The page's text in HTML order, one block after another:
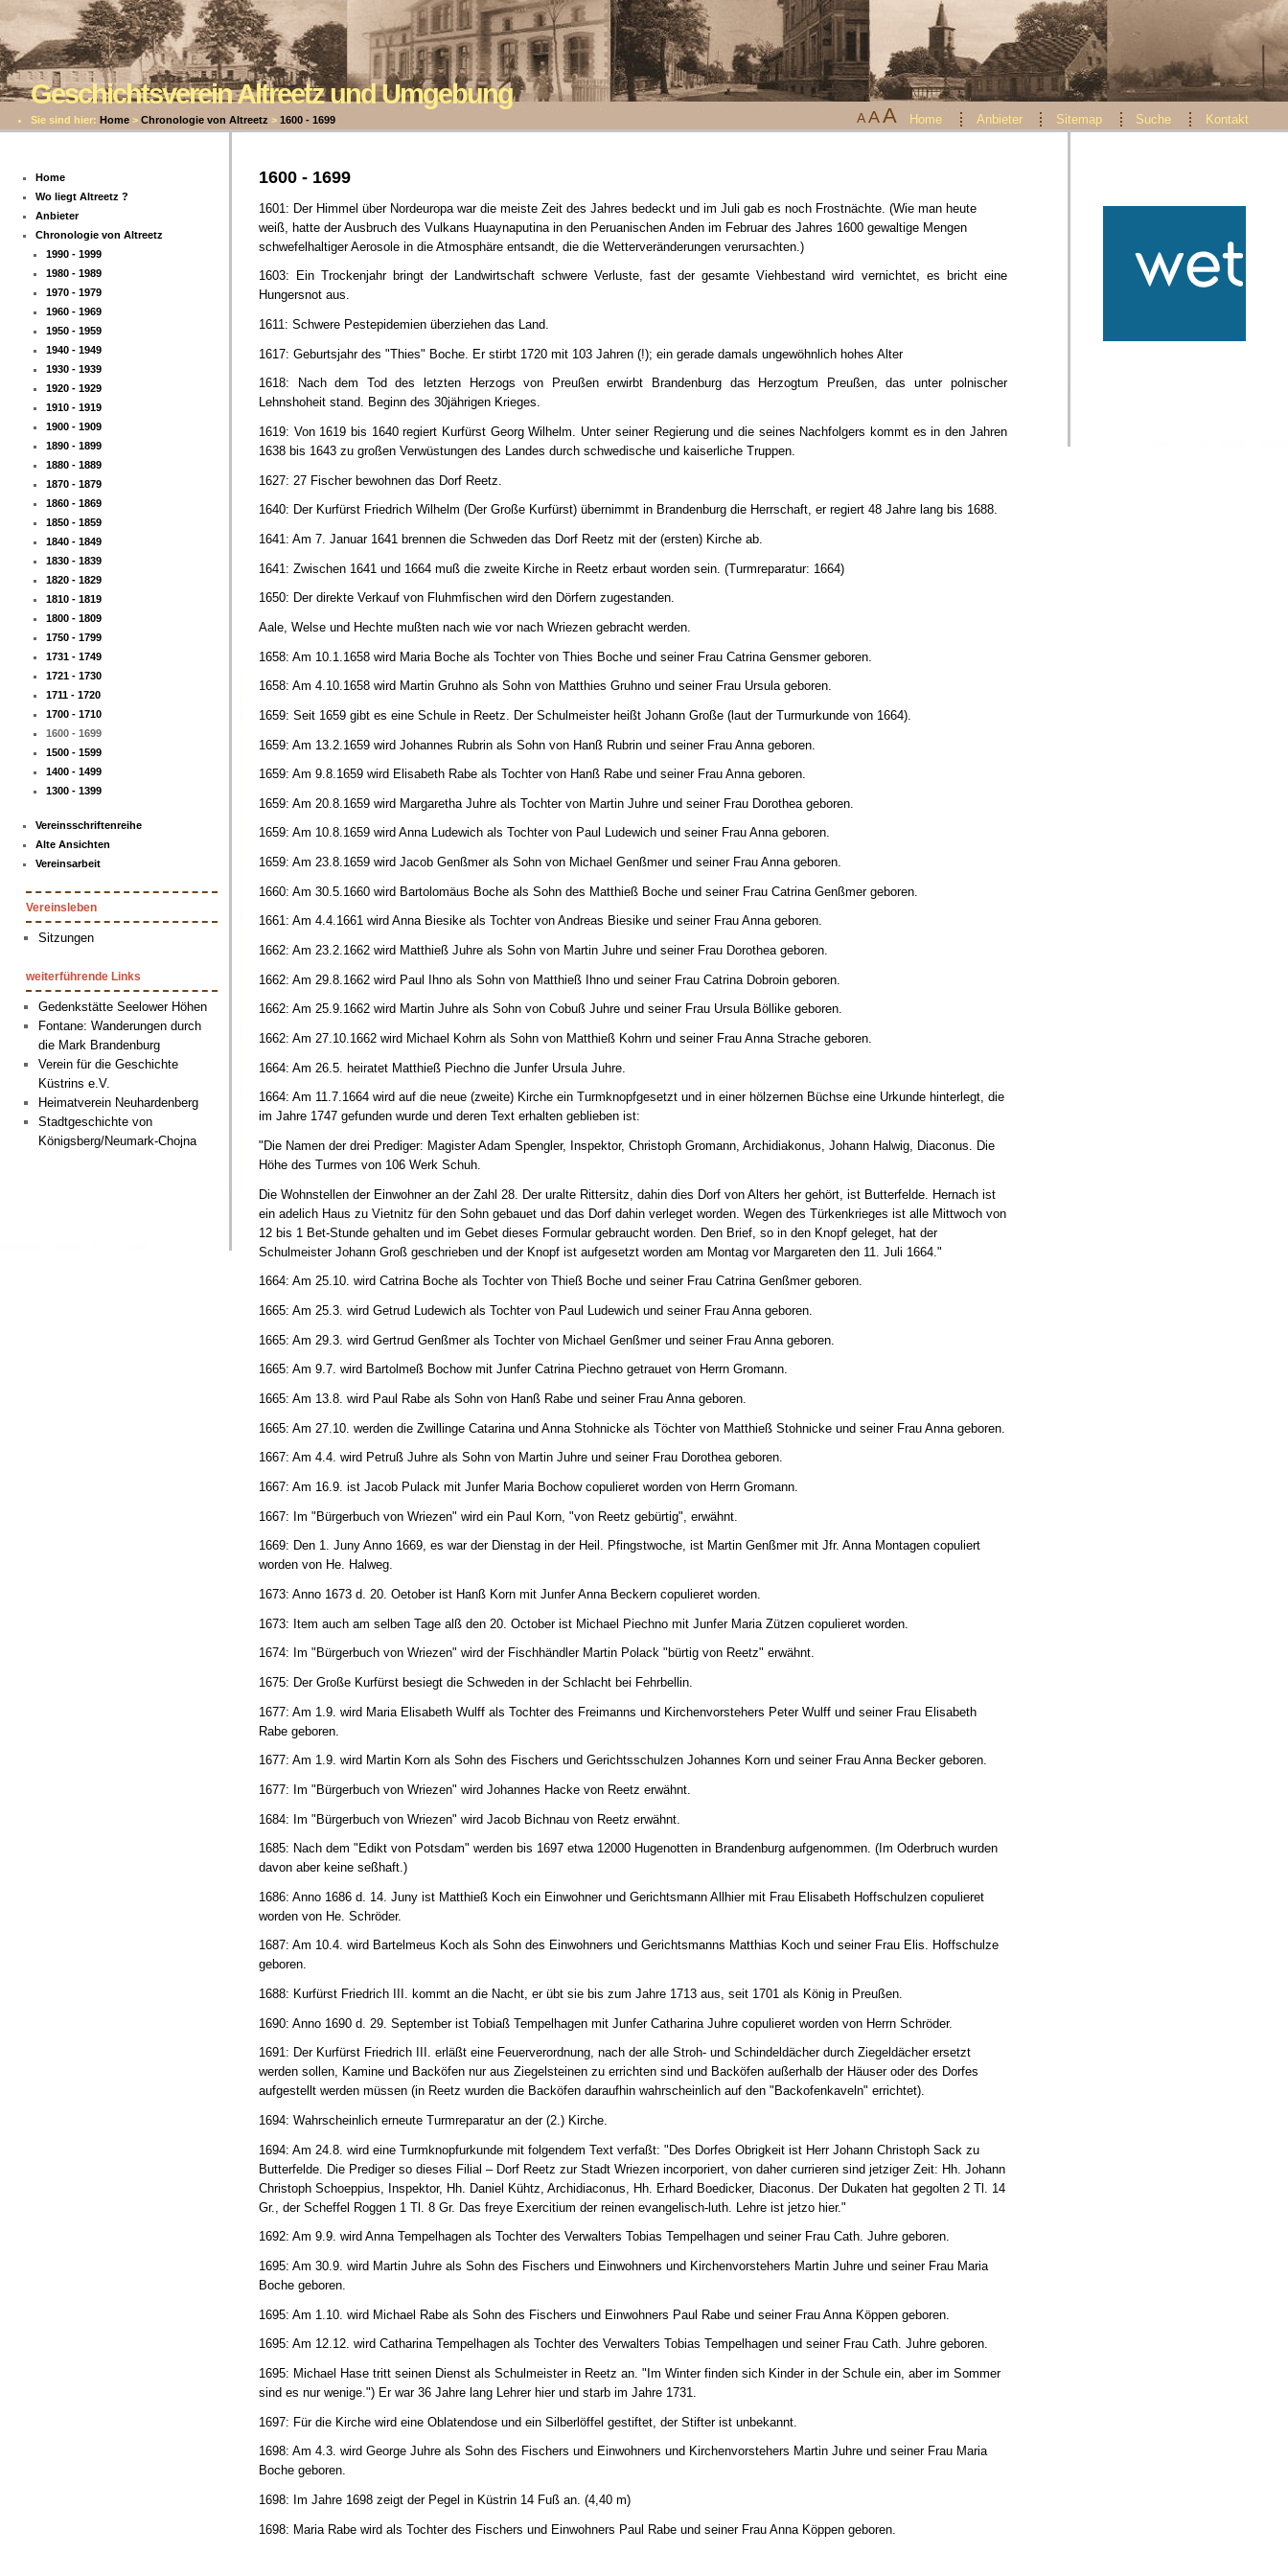
Geschichtsverein Altreetz und Umgebung
Sie sind hier: Home > Chronologie von Altreetz > 1600 - 1699 AAA Home Anbieter Sitemap Suche Kontakt
Home
Wo liegt Altreetz ?
Anbieter
Chronologie von Altreetz
1990 - 1999
1980 - 1989
1970 - 1979
1960 - 1969
1950 - 1959
1940 - 1949
1930 - 1939
1920 - 1929
1910 - 1919
1900 - 1909
1890 - 1899
1880 - 1889
1870 - 1879
1860 - 1869
1850 - 1859
1840 - 1849
1830 - 1839
1820 - 1829
1810 - 1819
1800 - 1809
1750 - 1799
1731 - 1749
1721 - 1730
1711 - 1720
1700 - 1710
1600 - 1699
1500 - 1599
1400 - 1499
1300 - 1399
Vereinsschriftenreihe
Alte Ansichten
Vereinsarbeit
Vereinsleben
Sitzungen
weiterführende Links
Gedenkstätte Seelower Höhen
Fontane: Wanderungen durch
die Mark Brandenburg
Verein für die Geschichte
Küstrins e.V.
Heimatverein Neuhardenberg
Stadtgeschichte von
Königsberg/Neumark-Chojna
1600 - 1699
1601: Der Himmel über Nordeuropa war die meiste Zeit des Jahres bedeckt und im Juli gab es noch Frostnächte. (Wie man heute
weiß, hatte der Ausbruch des Vulkans Huaynaputina in den Peruanischen Anden im Februar des Jahres 1600 gewaltige Mengen
schwefelhaltiger Aerosole in die Atmosphäre entsandt, die die Wetterveränderungen verursachten.)
1603: Ein Trockenjahr bringt der Landwirtschaft schwere Verluste, fast der gesamte Viehbestand wird vernichtet, es bricht eine
Hungersnot aus.
1611: Schwere Pestepidemien überziehen das Land.
1617: Geburtsjahr des "Thies" Boche. Er stirbt 1720 mit 103 Jahren (!); ein gerade damals ungewöhnlich hohes Alter
1618: Nach dem Tod des letzten Herzogs von Preußen erwirbt Brandenburg das Herzogtum Preußen, das unter polnischer
Lehnshoheit stand. Beginn des 30jährigen Krieges.
1619: Von 1619 bis 1640 regiert Kurfürst Georg Wilhelm. Unter seiner Regierung und die seines Nachfolgers kommt es in den Jahren
1638 bis 1643 zu großen Verwüstungen des Landes durch schwedische und kaiserliche Truppen.
1627: 27 Fischer bewohnen das Dorf Reetz.
1640: Der Kurfürst Friedrich Wilhelm (Der Große Kurfürst) übernimmt in Brandenburg die Herrschaft, er regiert 48 Jahre lang bis 1688.
1641: Am 7. Januar 1641 brennen die Schweden das Dorf Reetz mit der (ersten) Kirche ab.
1641: Zwischen 1641 und 1664 muß die zweite Kirche in Reetz erbaut worden sein. (Turmreparatur: 1664)
1650: Der direkte Verkauf von Fluhmfischen wird den Dörfern zugestanden.
Aale, Welse und Hechte mußten nach wie vor nach Wriezen gebracht werden.
1658: Am 10.1.1658 wird Maria Boche als Tochter von Thies Boche und seiner Frau Catrina Gensmer geboren.
1658: Am 4.10.1658 wird Martin Gruhno als Sohn von Matthies Gruhno und seiner Frau Ursula geboren.
1659: Seit 1659 gibt es eine Schule in Reetz. Der Schulmeister heißt Johann Große (laut der Turmurkunde von 1664).
1659: Am 13.2.1659 wird Johannes Rubrin als Sohn von Hanß Rubrin und seiner Frau Anna geboren.
1659: Am 9.8.1659 wird Elisabeth Rabe als Tochter von Hanß Rabe und seiner Frau Anna geboren.
1659: Am 20.8.1659 wird Margaretha Juhre als Tochter von Martin Juhre und seiner Frau Dorothea geboren.
1659: Am 10.8.1659 wird Anna Ludewich als Tochter von Paul Ludewich und seiner Frau Anna geboren.
1659: Am 23.8.1659 wird Jacob Genßmer als Sohn von Michael Genßmer und seiner Frau Anna geboren.
1660: Am 30.5.1660 wird Bartolomäus Boche als Sohn des Matthieß Boche und seiner Frau Catrina Genßmer geboren.
1661: Am 4.4.1661 wird Anna Biesike als Tochter von Andreas Biesike und seiner Frau Anna geboren.
1662: Am 23.2.1662 wird Matthieß Juhre als Sohn von Martin Juhre und seiner Frau Dorothea geboren.
1662: Am 29.8.1662 wird Paul Ihno als Sohn von Matthieß Ihno und seiner Frau Catrina Dobroin geboren.
1662: Am 25.9.1662 wird Martin Juhre als Sohn von Cobuß Juhre und seiner Frau Ursula Böllike geboren.
1662: Am 27.10.1662 wird Michael Kohrn als Sohn von Matthieß Kohrn und seiner Frau Anna Strache geboren.
1664: Am 26.5. heiratet Matthieß Piechno die Junfer Ursula Juhre.
1664: Am 11.7.1664 wird auf die neue (zweite) Kirche ein Turmknopfgesetzt und in einer hölzernen Büchse eine Urkunde hinterlegt, die
im Jahre 1747 gefunden wurde und deren Text erhalten geblieben ist:
"Die Namen der drei Prediger: Magister Adam Spengler, Inspektor, Christoph Gromann, Archidiakonus, Johann Halwig, Diaconus. Die
Höhe des Turmes von 106 Werk Schuh.
Die Wohnstellen der Einwohner an der Zahl 28. Der uralte Rittersitz, dahin dies Dorf von Alters her gehört, ist Butterfelde. Hernach ist
ein adelich Haus zu Vietnitz für den Sohn gebauet und das Dorf dahin verleget worden. Wegen des Türkenkrieges ist alle Mittwoch von
12 bis 1 Bet-Stunde gehalten und im Gebet dieses Formular gebraucht worden. Den Brief, so in den Knopf geleget, hat der
Schulmeister Johann Groß geschrieben und der Knopf ist aufgesetzt worden am Montag vor Margareten den 11. Juli 1664."
1664: Am 25.10. wird Catrina Boche als Tochter von Thieß Boche und seiner Frau Catrina Genßmer geboren.
1665: Am 25.3. wird Getrud Ludewich als Tochter von Paul Ludewich und seiner Frau Anna geboren.
1665: Am 29.3. wird Gertrud Genßmer als Tochter von Michael Genßmer und seiner Frau Anna geboren.
1665: Am 9.7. wird Bartolmeß Bochow mit Junfer Catrina Piechno getrauet von Herrn Gromann.
1665: Am 13.8. wird Paul Rabe als Sohn von Hanß Rabe und seiner Frau Anna geboren.
1665: Am 27.10. werden die Zwillinge Catarina und Anna Stohnicke als Töchter von Matthieß Stohnicke und seiner Frau Anna geboren.
1667: Am 4.4. wird Petruß Juhre als Sohn von Martin Juhre und seiner Frau Dorothea geboren.
1667: Am 16.9. ist Jacob Pulack mit Junfer Maria Bochow copulieret worden von Herrn Gromann.
1667: Im "Bürgerbuch von Wriezen" wird ein Paul Korn, "von Reetz gebürtig", erwähnt.
1669: Den 1. Juny Anno 1669, es war der Dienstag in der Heil. Pfingstwoche, ist Martin Genßmer mit Jfr. Anna Montagen copuliert
worden von He. Halweg.
1673: Anno 1673 d. 20. Oetober ist Hanß Korn mit Junfer Anna Beckern copulieret worden.
1673: Item auch am selben Tage alß den 20. October ist Michael Piechno mit Junfer Maria Zützen copulieret worden.
1674: Im "Bürgerbuch von Wriezen" wird der Fischhändler Martin Polack "bürtig von Reetz" erwähnt.
1675: Der Große Kurfürst besiegt die Schweden in der Schlacht bei Fehrbellin.
1677: Am 1.9. wird Maria Elisabeth Wulff als Tochter des Freimanns und Kirchenvorstehers Peter Wulff und seiner Frau Elisabeth
Rabe geboren.
1677: Am 1.9. wird Martin Korn als Sohn des Fischers und Gerichtsschulzen Johannes Korn und seiner Frau Anna Becker geboren.
1677: Im "Bürgerbuch von Wriezen" wird Johannes Hacke von Reetz erwähnt.
1684: Im "Bürgerbuch von Wriezen" wird Jacob Bichnau von Reetz erwähnt.
1685: Nach dem "Edikt von Potsdam" werden bis 1697 etwa 12000 Hugenotten in Brandenburg aufgenommen. (Im Oderbruch wurden
davon aber keine seßhaft.)
1686: Anno 1686 d. 14. Juny ist Matthieß Koch ein Einwohner und Gerichtsmann Allhier mit Frau Elisabeth Hoffschulzen copulieret
worden von He. Schröder.
1687: Am 10.4. wird Bartelmeus Koch als Sohn des Einwohners und Gerichtsmanns Matthias Koch und seiner Frau Elis. Hoffschulze
geboren.
1688: Kurfürst Friedrich III. kommt an die Nacht, er übt sie bis zum Jahre 1713 aus, seit 1701 als König in Preußen.
1690: Anno 1690 d. 29. September ist Tobiaß Tempelhagen mit Junfer Catharina Juhre copulieret worden von Herrn Schröder.
1691: Der Kurfürst Friedrich III. erläßt eine Feuerverordnung, nach der alle Stroh- und Schindeldächer durch Ziegeldächer ersetzt
werden sollen, Kamine und Backöfen nur aus Ziegelsteinen zu errichten sind und Backöfen außerhalb der Häuser oder des Dorfes
aufgestellt werden müssen (in Reetz wurden die Backöfen daraufhin wahrscheinlich auf den "Backofenkaveln" errichtet).
1694: Wahrscheinlich erneute Turmreparatur an der (2.) Kirche.
1694: Am 24.8. wird eine Turmknopfurkunde mit folgendem Text verfaßt: "Des Dorfes Obrigkeit ist Herr Johann Christoph Sack zu
Butterfelde. Die Prediger so dieses Filial – Dorf Reetz zur Stadt Wriezen incorporiert, von daher currieren sind jetziger Zeit: Hh. Johann
Christoph Schoeppius, Inspektor, Hh. Daniel Kühtz, Archidiaconus, Hh. Erhard Boedicker, Diaconus. Der Dukaten hat gegolten 2 Tl. 14
Gr., der Scheffel Roggen 1 Tl. 8 Gr. Das freye Exercitium der reinen evangelisch-luth. Lehre ist jetzo hier."
1692: Am 9.9. wird Anna Tempelhagen als Tochter des Verwalters Tobias Tempelhagen und seiner Frau Cath. Juhre geboren.
1695: Am 30.9. wird Martin Juhre als Sohn des Fischers und Einwohners und Kirchenvorstehers Martin Juhre und seiner Frau Maria
Boche geboren.
1695: Am 1.10. wird Michael Rabe als Sohn des Fischers und Einwohners Paul Rabe und seiner Frau Anna Köppen geboren.
1695: Am 12.12. wird Catharina Tempelhagen als Tochter des Verwalters Tobias Tempelhagen und seiner Frau Cath. Juhre geboren.
1695: Michael Hase tritt seinen Dienst als Schulmeister in Reetz an. "Im Winter finden sich Kinder in der Schule ein, aber im Sommer
sind es nur wenige.") Er war 36 Jahre lang Lehrer hier und starb im Jahre 1731.
1697: Für die Kirche wird eine Oblatendose und ein Silberlöffel gestiftet, der Stifter ist unbekannt.
1698: Am 4.3. wird George Juhre als Sohn des Fischers und Einwohners und Kirchenvorstehers Martin Juhre und seiner Frau Maria
Boche geboren.
1698: Im Jahre 1698 zeigt der Pegel in Küstrin 14 Fuß an. (4,40 m)
1698: Maria Rabe wird als Tochter des Fischers und Einwohners Paul Rabe und seiner Frau Anna Köppen geboren.